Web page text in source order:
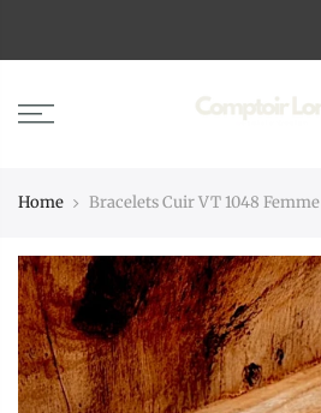
Home Bracelets Cuir VT 1048 Femme